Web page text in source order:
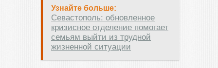
Узнайте больше:
Севастополь: обновленное
кризисное отделение помогает
семьям выйти из трудной
жизненной ситуации